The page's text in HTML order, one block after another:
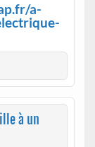
a-
à un